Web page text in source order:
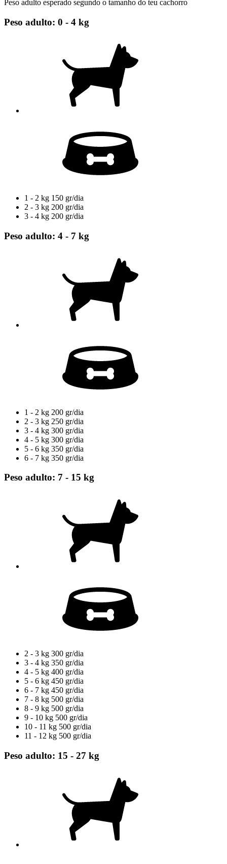
Peso adulto esperado segundo o tamanho do teu cachorro
Peso adulto: 0 - 4 kg
1 - 2 kg 150 gr/dia
2 - 3 kg 200 gr/dia
3 - 4 kg 200 gr/dia
Peso adulto: 4 - 7 kg
1 - 2 kg 200 gr/dia
2 - 3 kg 250 gr/dia
3 - 4 kg 300 gr/dia
4 - 5 kg 300 gr/dia
5 - 6 kg 350 gr/dia
6 - 7 kg 350 gr/dia
Peso adulto: 7 - 15 kg
2 - 3 kg 300 gr/dia
3 - 4 kg 350 gr/dia
4 - 5 kg 400 gr/dia
5 - 6 kg 450 gr/dia
6 - 7 kg 450 gr/dia
7 - 8 kg 500 gr/dia
8 - 9 kg 500 gr/dia
9 - 10 kg 500 gr/dia
10 - 11 kg 500 gr/dia
11 - 12 kg 500 gr/dia
Peso adulto: 15 - 27 kg